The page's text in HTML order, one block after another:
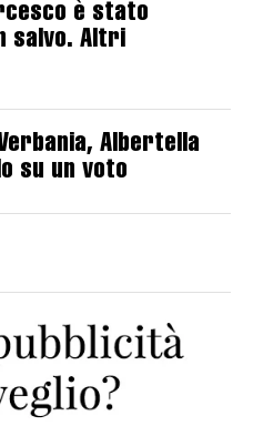
è stato
salvo. Altri
Albertella
su un voto